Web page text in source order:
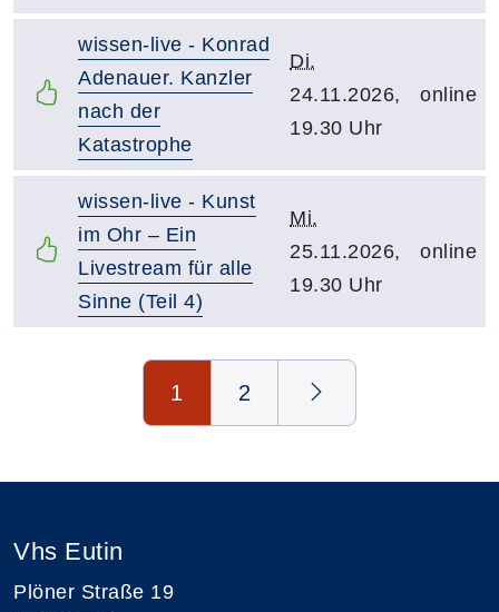
wissen-live - Konrad
Adenauer. Kanzler
nach der
Katastrophe
Di.
24.11.2026,
19.30 Uhr
online
wissen-live - Kunst
im Ohr – Ein
Livestream für alle
Sinne (Teil 4)
Mi.
25.11.2026,
19.30 Uhr
online
1 2
Vhs Eutin
Plöner Straße 19